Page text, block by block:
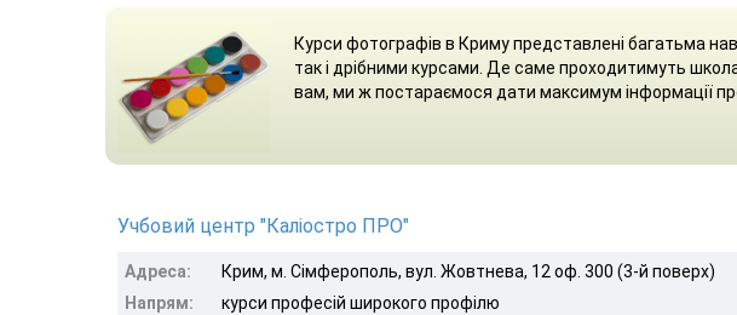
Курси фотографів в Криму представлені багатьма
так і дрібними курсами. Де саме проходитимуть
вам, ми ж постараємося дати максимум інформації
Учбовий центр "Каліостро ПРО"
Адреса:
Крим, м. Сімферополь, вул. Жовтнева, 12 оф. 300 (3-й поверх)
Напрям:
курси професій широкого профілю